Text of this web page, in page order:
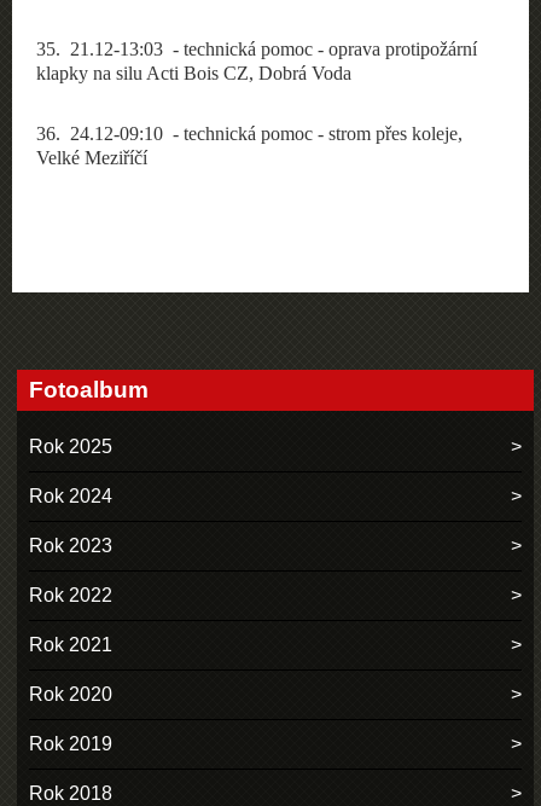
35. 21.12-13:03 - technická pomoc - oprava protipožární
klapky na silu Acti Bois CZ, Dobrá Voda
36. 24.12-09:10 - technická pomoc - strom přes koleje,
Velké Meziříčí
Fotoalbum
Rok 2025
Rok 2024
Rok 2023
Rok 2022
Rok 2021
Rok 2020
Rok 2019
Rok 2018